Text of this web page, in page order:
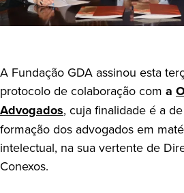
A Fundação GDA assinou esta
protocolo de colaboração com a
Advogados, cuja finalidade é a
formação dos advogados em
intelectual, na sua vertente de
Conexos.